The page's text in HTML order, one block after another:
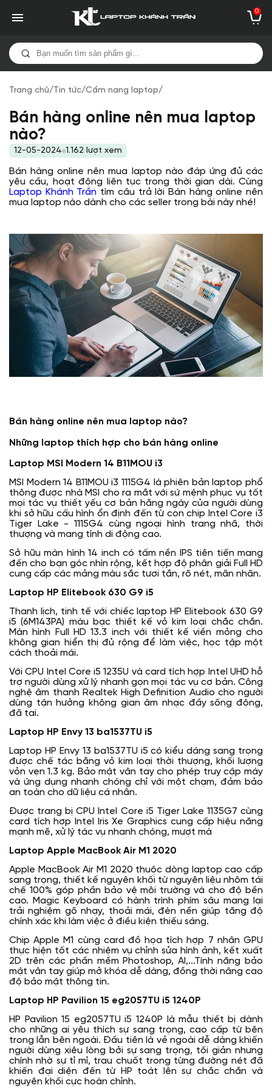
0
Trang chủ/Tin tức/Cẩm nang laptop/
Bán hàng online nên mua laptop
nào?
12-05-2024 1.162 lượt xem
Bán hàng online nên mua laptop nào đáp ứng đủ các
yêu cầu, hoạt động liên tục trong thời gian dài. Cùng
Laptop Khánh Trần tìm câu trả lời Bán hàng online nên
mua laptop nào dành cho các seller trong bài này nhé!
Bán hàng online nên mua laptop nào?
Những laptop thích hợp cho bán hàng online
Laptop MSI Modern 14 B11MOU i3
MSI Modern 14 B11MOU i3 1115G4 là phiên bản laptop phổ
thông được nhà MSI cho ra mắt với sứ mệnh phục vụ tốt
mọi tác vụ thiết yếu cơ bản hằng ngày của người dùng
khi sở hữu cấu hình ổn định đến từ con chip Intel Core i3
Tiger Lake - 1115G4 cùng ngoại hình trang nhã, thời
thượng và mang tính di động cao.
Sở hữu màn hình 14 inch có tấm nền IPS tiên tiến mang
đến cho bạn góc nhìn rộng, kết hợp độ phân giải Full HD
cung cấp các mảng màu sắc tươi tắn, rõ nét, mãn nhãn.
Laptop HP Elitebook 630 G9 i5
Thanh lịch, tinh tế với chiếc laptop HP Elitebook 630 G9
i5 (6M143PA) màu bạc thiết kế vỏ kim loại chắc chắn.
Màn hình Full HD 13.3 inch với thiết kế viền mỏng cho
không gian hiển thị đủ rộng để làm việc, học tập một
cách thoải mái.
Với CPU Intel Core i5 1235U và card tích hợp Intel UHD hỗ
trợ người dùng xử lý nhanh gọn mọi tác vụ cơ bản. Công
nghệ âm thanh Realtek High Definition Audio cho người
dùng tận hưởng không gian âm nhạc đầy sống động,
đã tai.
Laptop HP Envy 13 ba1537TU i5
Laptop HP Envy 13 ba1537TU i5 có kiểu dáng sang trọng
được chế tác bằng vỏ kim loại thời thượng, khối lượng
vỏn vẹn 1.3 kg. Bảo mật vân tay cho phép truy cập máy
và ứng dụng nhanh chóng chỉ với một chạm, đảm bảo
an toàn cho dữ liệu cá nhân.
Được trang bị CPU Intel Core i5 Tiger Lake 1135G7 cùng
card tích hợp Intel Iris Xe Graphics cung cấp hiệu năng
mạnh mẽ, xử lý tác vụ nhanh chóng, mượt mà
Laptop Apple MacBook Air M1 2020
Apple MacBook Air M1 2020 thuộc dòng laptop cao cấp
sang trọng, thiết kế nguyên khối từ nguyên liệu nhôm tái
chế 100% góp phần bảo vệ môi trường và cho độ bền
cao. Magic Keyboard có hành trình phím sâu mang lại
trải nghiệm gõ nhạy, thoải mái, đèn nền giúp tăng độ
chính xác khi làm việc ở điều kiện thiếu sáng.
Chip Apple M1 cùng card đồ họa tích hợp 7 nhân GPU
thực hiện tốt các nhiệm vụ chỉnh sửa hình ảnh, kết xuất
2D trên các phần mềm Photoshop, AI,...Tính năng bảo
mật vân tay giúp mở khóa dễ dàng, đồng thời nâng cao
độ bảo mật thông tin.
Laptop HP Pavilion 15 eg2057TU i5 1240P
HP Pavilion 15 eg2057TU i5 1240P là mẫu thiết bị dành
cho những ai yêu thích sự sang trọng, cao cấp từ bên
trong lẫn bên ngoài. Đầu tiên là vẻ ngoài dễ dàng khiến
người dùng xiêu lòng bởi sự sang trọng, tối giản nhưng
chính nhờ sự tỉ mỉ, trau chuốt trong từng đường nét đã
khiến đại diện đến từ HP toát lên sự chắc chắn và
nguyên khối cực hoàn chỉnh.